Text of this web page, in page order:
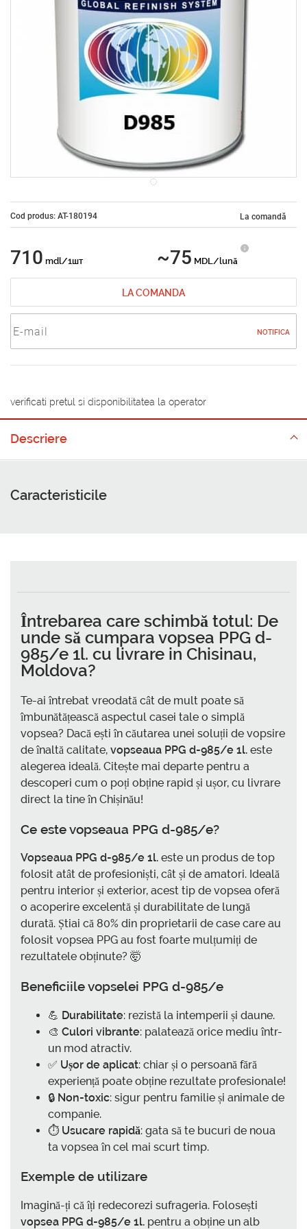
Cod produs: AT-180194 La comandă
710 mdl/1шт ~75 MDL/lună
LA COMANDA
NOTIFICA
verificati pretul si disponibilitatea la operator
Descriere
Caracteristicile
Întrebarea care schimbă totul: De
unde să cumpara vopsea PPG d-
985/e 1l. cu livrare in Chisinau,
Moldova?
Te-ai întrebat vreodată cât de mult poate să
îmbunătățească aspectul casei tale o simplă
vopsea? Dacă ești în căutarea unei soluții de vopsire
de înaltă calitate, vopseaua PPG d-985/e 1l. este
alegerea ideală. Citește mai departe pentru a
descoperi cum o poți obține rapid și ușor, cu livrare
direct la tine în Chișinău!
Ce este vopseaua PPG d-985/e?
Vopseaua PPG d-985/e 1l. este un produs de top
folosit atât de profesioniști, cât și de amatori. Ideală
pentru interior și exterior, acest tip de vopsea oferă
o acoperire excelentă și durabilitate de lungă
durată. Știai că 80% din proprietarii de case care au
folosit vopsea PPG au fost foarte mulțumiți de
rezultatele obținute? 🤯
Beneficiile vopselei PPG d-985/e
💪 Durabilitate: rezistă la intemperii și daune.
🎨 Culori vibrante: palatează orice mediu într-
un mod atractiv.
✅ Ușor de aplicat: chiar și o persoană fără
experiență poate obține rezultate profesionale!
🔒 Non-toxic: sigur pentru familie și animale de
companie.
⏱️ Usucare rapidă: gata să te bucuri de noua
ta vopsea în cel mai scurt timp.
Exemple de utilizare
Imagină-ți că îți redecorezi sufrageria. Folosești
vopsea PPG d-985/e 1l. pentru a obține un alb